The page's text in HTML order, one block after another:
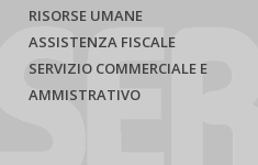
RISORSE UMANE
ASSISTENZA FISCALE
SERVIZIO COMMERCIALE E
AMMISTRATIVO